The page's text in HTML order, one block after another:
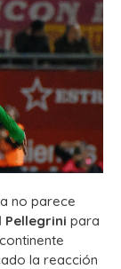
no parece
Pellegrini para
la reacción